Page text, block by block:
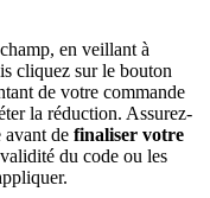
en veillant à
cliquez sur le bouton
de votre commande
la réduction. Assurez-
avant de finaliser votre
du code ou les